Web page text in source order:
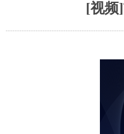
[视频